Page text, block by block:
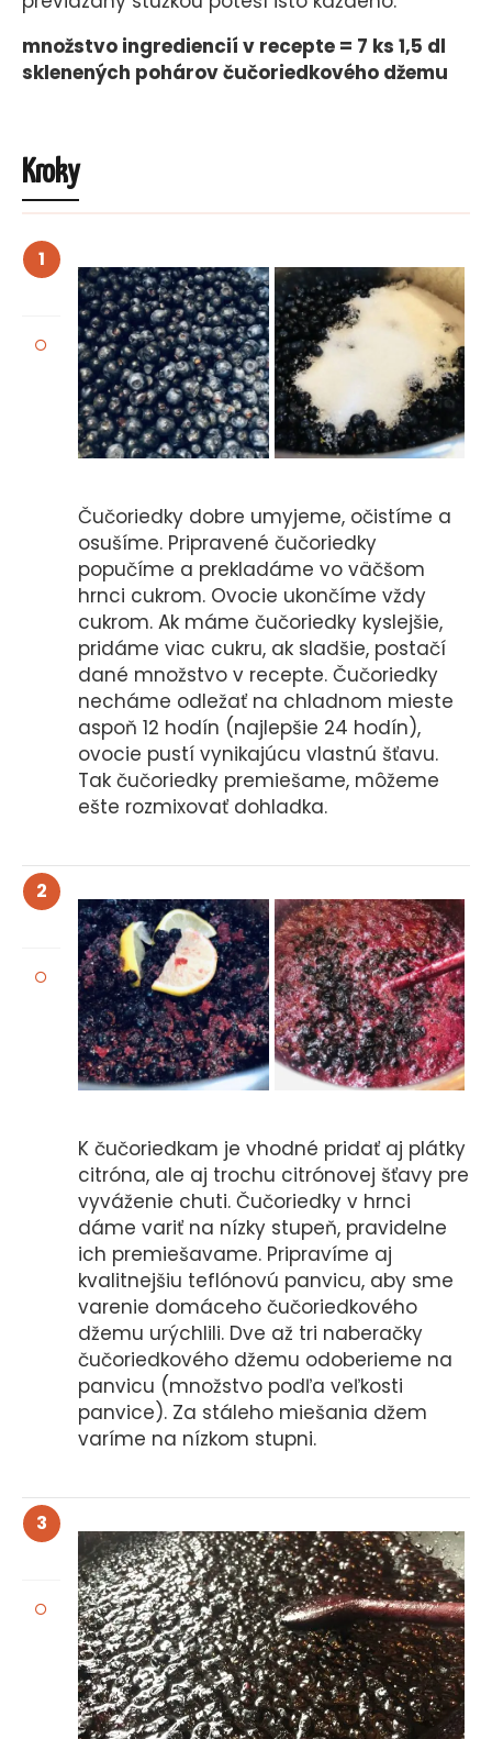
množstvo ingrediencií v recepte = 7 ks 1,5 dl
sklenených pohárov čučoriedkového džemu
Kroky
1
Čučoriedky dobre umyjeme, očistíme a
osušíme. Pripravené čučoriedky
popučíme a prekladáme vo väčšom
hrnci cukrom. Ovocie ukončíme vždy
cukrom. Ak máme čučoriedky kyslejšie,
pridáme viac cukru, ak sladšie, postačí
dané množstvo v recepte. Čučoriedky
necháme odležať na chladnom mieste
aspoň 12 hodín (najlepšie 24 hodín),
ovocie pustí vynikajúcu vlastnú šťavu.
Tak čučoriedky premiešame, môžeme
ešte rozmixovať dohladka.
2
K čučoriedkam je vhodné pridať aj plátky
citróna, ale aj trochu citrónovej šťavy pre
vyváženie chuti. Čučoriedky v hrnci
dáme variť na nízky stupeň, pravidelne
ich premiešavame. Pripravíme aj
kvalitnejšiu teflónovú panvicu, aby sme
varenie domáceho čučoriedkového
džemu urýchlili. Dve až tri naberačky
čučoriedkového džemu odoberieme na
panvicu (množstvo podľa veľkosti
panvice). Za stáleho miešania džem
varíme na nízkom stupni.
3